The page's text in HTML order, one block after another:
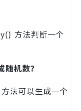
方法判断一个
机数？
法可以生成一个